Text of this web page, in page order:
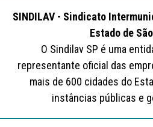
SINDILAV - Sindicato
Estado de
O Sindilav SP é uma
representante oficial das
mais de 600 cidades do
instâncias públicas e